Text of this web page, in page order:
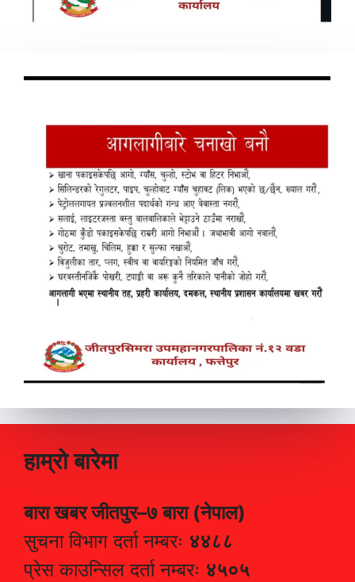
हाम्रो बारेमा
बारा खबर जीतपुर–७ बारा (नेपाल)
सुचना विभाग दर्ता नम्बरः ४४८८
प्रेस काउन्सिल दर्ता नम्बरः ४५०५